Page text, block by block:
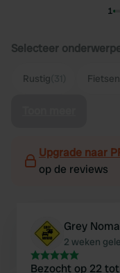
1
Selecteer
Rustig Fietsen
Upgrade naar
op de reviews
Grey
2 weken
Bezocht op 22